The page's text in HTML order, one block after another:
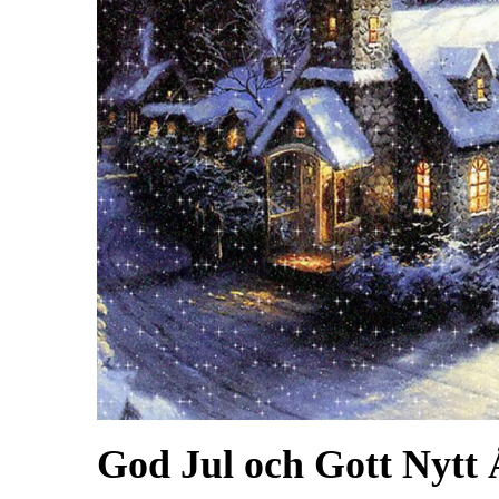
God Jul och Gott Nytt